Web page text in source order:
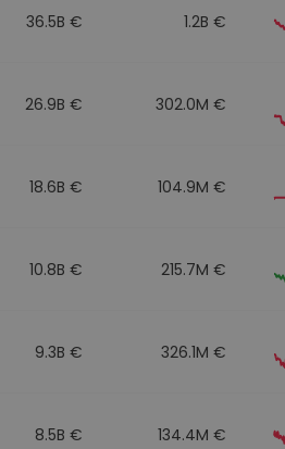
36.5B € 1.2B €
26.9B € 302.0M €
18.6B € 104.9M €
10.8B € 215.7M €
9.3B € 326.1M €
8.5B € 134.4M €